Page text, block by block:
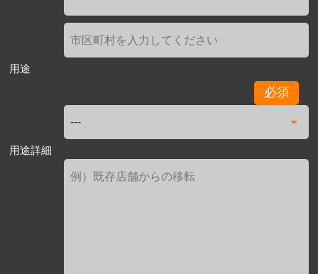
用途
必須
用途詳細